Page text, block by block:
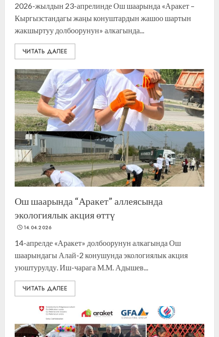
2026-жылдын 23-апрелинде Ош шаарында «Аракет –
Кыргызстандагы жаңы конуштардын жашоо шартын
жакшыртуу долбоорунун» алкагында...
ЧИТАТЬ ДАЛЕЕ
Ош шаарында “Аракет” аллеясында
экологиялык акция өттү
14.04.2026
14-апрелде «Аракет» долбоорунун алкагында Ош
шаарындагы Алай-2 конушунда экологиялык акция
уюштурулду. Иш-чарага М.М. Адышев...
ЧИТАТЬ ДАЛЕЕ